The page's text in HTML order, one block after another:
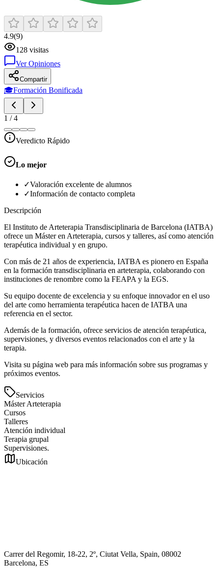
4.9(9)
128 visitas
Ver Opiniones
Compartir
🎓Formación Bonificada
1 /4
Veredicto Rápido
Lo mejor
✓Valoración excelente de alumnos
✓Información de contacto completa
Descripción
El Instituto de Arteterapia Transdisciplinaria de Barcelona (IATBA)
ofrece un Máster en Arteterapia, cursos y talleres, así como atención
terapéutica individual y en grupo.
Con más de 21 años de experiencia, IATBA es pionero en España
en la formación transdisciplinaria en arteterapia, colaborando con
instituciones de renombre como la FEAPA y la EGS.
Su equipo docente de excelencia y su enfoque innovador en el uso
del arte como herramienta terapéutica hacen de IATBA una
referencia en el sector.
Además de la formación, ofrece servicios de atención terapéutica,
supervisiones, y diversos eventos relacionados con el arte y la
terapia.
Visita su página web para más información sobre sus programas y
próximos eventos.
Servicios
Máster Arteterapia
Cursos
Talleres
Atención individual
Terapia grupal
Supervisiones.
Ubicación
Carrer del Regomir, 18-22, 2º, Ciutat Vella, Spain, 08002
Barcelona, ES